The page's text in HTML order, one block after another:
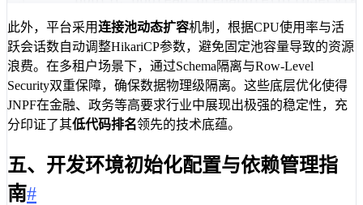
6
String token = request.
7
if (!SecurityUtils.
8
throw new AuthException("鉴
9
}
10
// 异步校验字段合法性，不阻塞主流程
11
CompletableFuture.runAsync(()
12
FieldValidator
13
});
14
return true;
15
此外，平台采用连接池动态扩容机制，根据CPU使用率与活
跃会话数自动调整HikariCP参数，避免固定池容量导致的资源
浪费。在多租户场景下，通过Schema隔离与Row-Level
Security双重保障，确保数据物理级隔离。这些底层优化使得
JNPF在金融、政务等高要求行业中展现出极强的稳定性，充
分印证了其低代码排名领先的技术底蕴。
五、开发环境初始化配置与依赖管理指
南#